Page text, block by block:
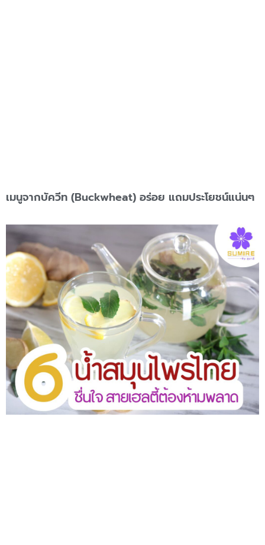
เมนูจากบัควีท (Buckwheat) อร่อย แถมประโยชน์แน่นๆ